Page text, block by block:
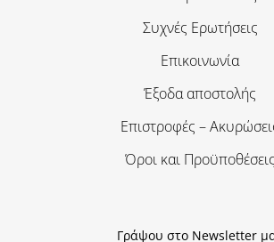
Συχνές Ερωτήσεις
Επικοινωνία
Έξοδα αποστολής
Επιστροφές –
Όροι και Προϋποθέσεις
Γράψου στο Newsletter